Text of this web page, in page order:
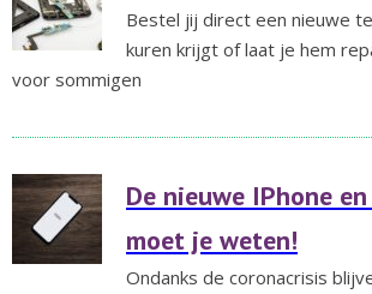
Bestel jij direct een nieuwe
kuren krijgt of laat je hem
voor sommigen
De nieuwe IPhone
moet je weten!
Ondanks de coronacrisis